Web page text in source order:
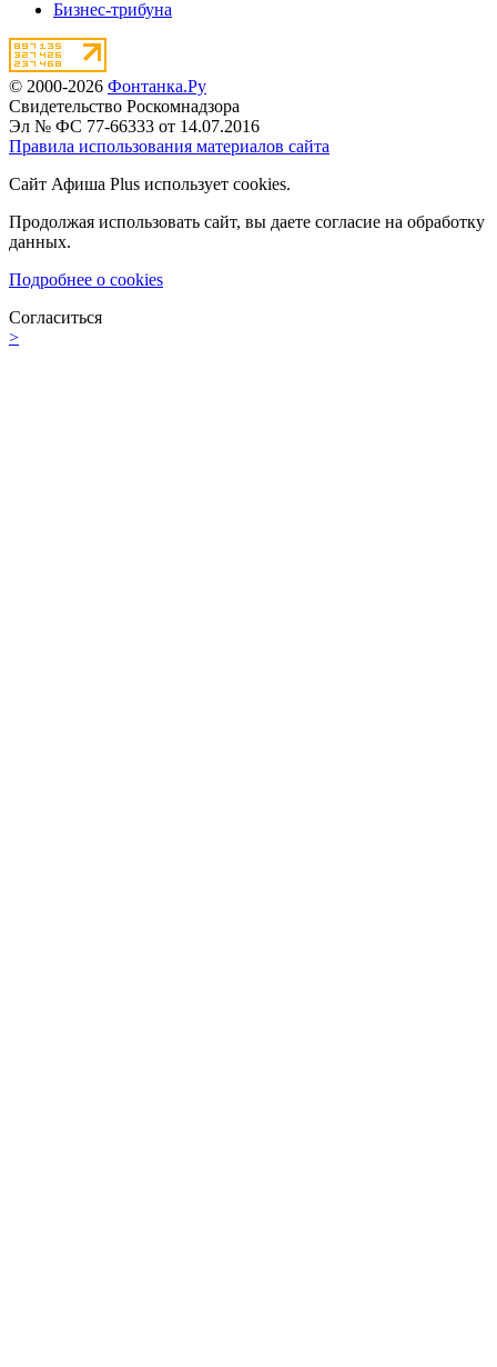
Бизнес-трибуна
© 2000-2026 Фонтанка.Ру
Свидетельство Роскомнадзора
Эл № ФС 77-66333 от 14.07.2016
Правила использования материалов сайта
Сайт Афиша Plus использует cookies.
Продолжая использовать сайт, вы даете согласие на обработку
данных.
Подробнее о cookies
Согласиться
>